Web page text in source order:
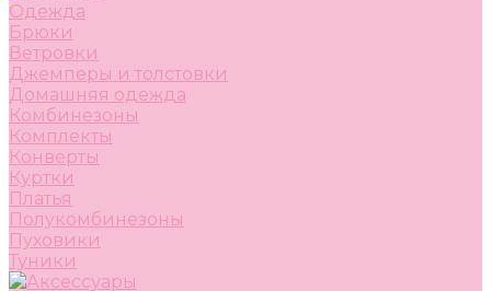
Одежда
Брюки
Ветровки
Джемперы и толстовки
Домашняя одежда
Комбинезоны
Комплекты
Конверты
Куртки
Платья
Полукомбинезоны
Пуховики
Туники